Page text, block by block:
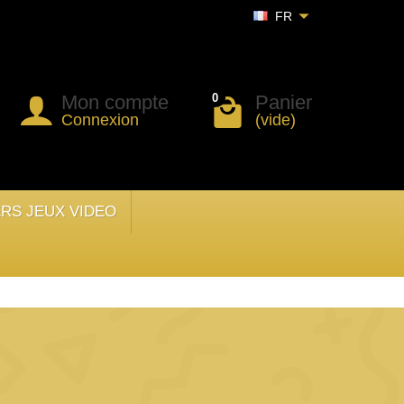
FR
Mon compte
Connexion
0 Panier
(vide)
JEUX VIDEO